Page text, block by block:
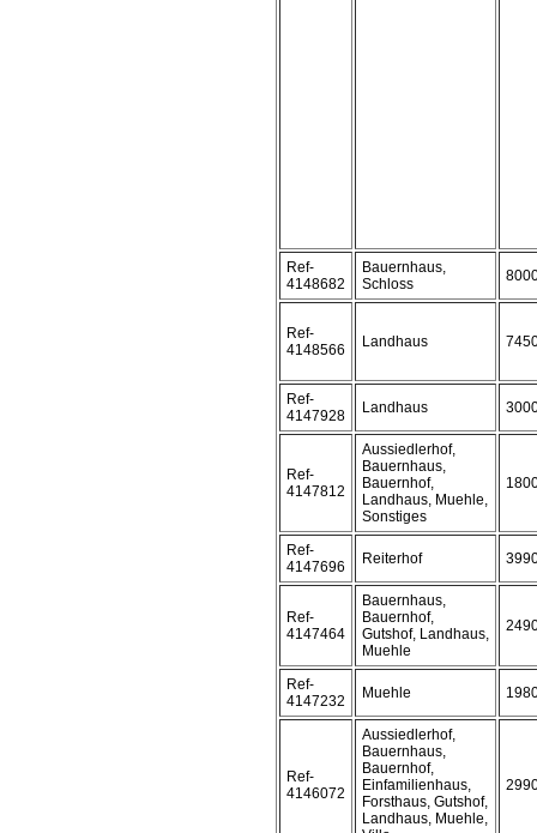
Ref-
4148682
Bauernhaus,
Schloss
Ref-
4148566
Landhaus
Ref-
4147928
Landhaus
Ref-
4147812
Aussiedlerhof,
Bauernhaus,
Bauernhof,
Landhaus, Muehle,
Sonstiges
Ref-
4147696
Reiterhof
Ref-
4147464
Bauernhaus,
Bauernhof,
Gutshof, Landhaus,
Muehle
Ref-
4147232
Muehle
Ref-
4146072
Aussiedlerhof,
Bauernhaus,
Bauernhof,
Einfamilienhaus,
Forsthaus, Gutshof,
Landhaus, Muehle,